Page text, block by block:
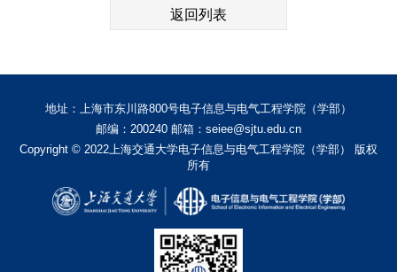
返回列表
地址：上海市东川路800号电子信息与电气工程学院（学部）
邮编：200240 邮箱：seiee@sjtu.edu.cn
Copyright © 2022上海交通大学电子信息与电气工程学院（学部） 版权
所有